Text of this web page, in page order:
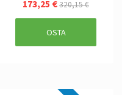
173,25 €320,15 €
OSTA